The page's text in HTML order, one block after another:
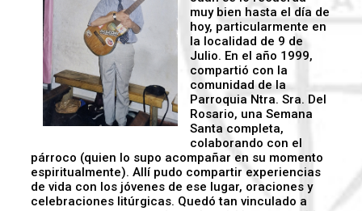
muy bien hasta el día de
hoy, particularmente en
la localidad de 9 de
Julio. En el año 1999,
compartió con la
comunidad de la
Parroquia Ntra. Sra. Del
Rosario, una Semana
Santa completa,
colaborando con el
párroco (quien lo supo acompañar en su momento
espiritualmente). Allí pudo compartir experiencias
de vida con los jóvenes de ese lugar, oraciones y
celebraciones litúrgicas. Quedó tan vinculado a